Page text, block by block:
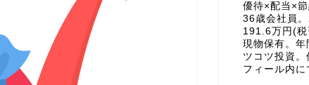
優待×配当×
36歳会社員
191.6万円(
現物保有。年
ツコツ投資。
フィール内に